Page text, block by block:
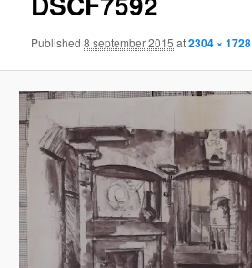
Published8 september 2015 at2304 × 1728